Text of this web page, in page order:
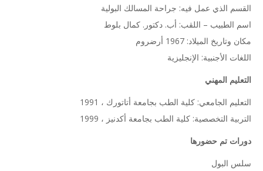
القسم الذي عمل فيه: جراحة المسالك البولية
اسم الطبيب – اللقب: أب. دكتور. كمال بلوط
مكان وتاريخ الميلاد: 1967 أرضروم
اللغات الأجنبية: الإنجليزية
التعليم المهني
التعليم الجامعي: كلية الطب بجامعة أتاتورك ، 1991
التربية التخصصية: كلية الطب بجامعة أكدنيز ، 1999
دورات تم حضورها
سلس البول